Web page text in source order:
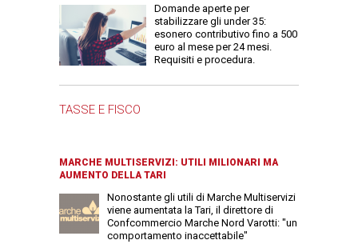
Domande aperte per
stabilizzare gli under 35:
esonero contributivo fino a 500
euro al mese per 24 mesi.
Requisiti e procedura.
TASSE E FISCO
MARCHE MULTISERVIZI: UTILI MILIONARI MA
AUMENTO DELLA TARI
Nonostante gli utili di Marche Multiservizi
viene aumentata la Tari, il direttore di
Confcommercio Marche Nord Varotti: "un
comportamento inaccettabile"